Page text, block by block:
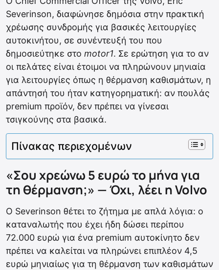
Severinson, διαφώνησε δημόσια στην πρακτική
χρέωσης συνδρομής για βασικές λειτουργίες
αυτοκινήτου, σε συνέντευξή του που
δημοσιεύτηκε στο motor1. Σε ερώτηση για το αν
οι πελάτες είναι έτοιμοι να πληρώνουν μηνιαία
για λειτουργίες όπως η θέρμανση καθισμάτων, η
απάντησή του ήταν κατηγορηματική: αν πουλάς
premium προϊόν, δεν πρέπει να γίνεσαι
τσιγκούνης στα βασικά.
Πίνακας περιεχομένων
«Σου χρεώνω 5 ευρώ το μήνα για
τη θέρμανση;» — Όχι, λέει η Volvo
Ο Severinson θέτει το ζήτημα με απλά λόγια: ο
καταναλωτής που έχει ήδη δώσει περίπου
72.000 ευρώ για ένα premium αυτοκίνητο δεν
πρέπει να καλείται να πληρώνει επιπλέον 4,5
ευρώ μηνιαίως για τη θέρμανση των καθισμάτων